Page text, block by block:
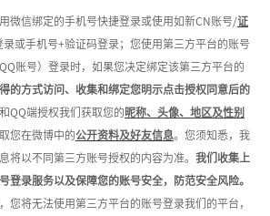
微信绑定的手机号快捷登录或使用如新CN账号/证
或手机号+验证码登录；您使用第三方平台的账号
账号）登录时，如果您决定绑定该第三方平台的
的方式访问、收集和绑定您明示点击授权同意后的
QQ端授权我们获取您的 昵称、头像、地区及性别
您在微博中的公开资料及好友信息。您须知悉，我
将以不同第三方账号授权的内容为准。 我们收集上
登录服务以及保障您的账号安全，防范安全风险。
您将无法使用第三方平台的账号登录我们的平台，